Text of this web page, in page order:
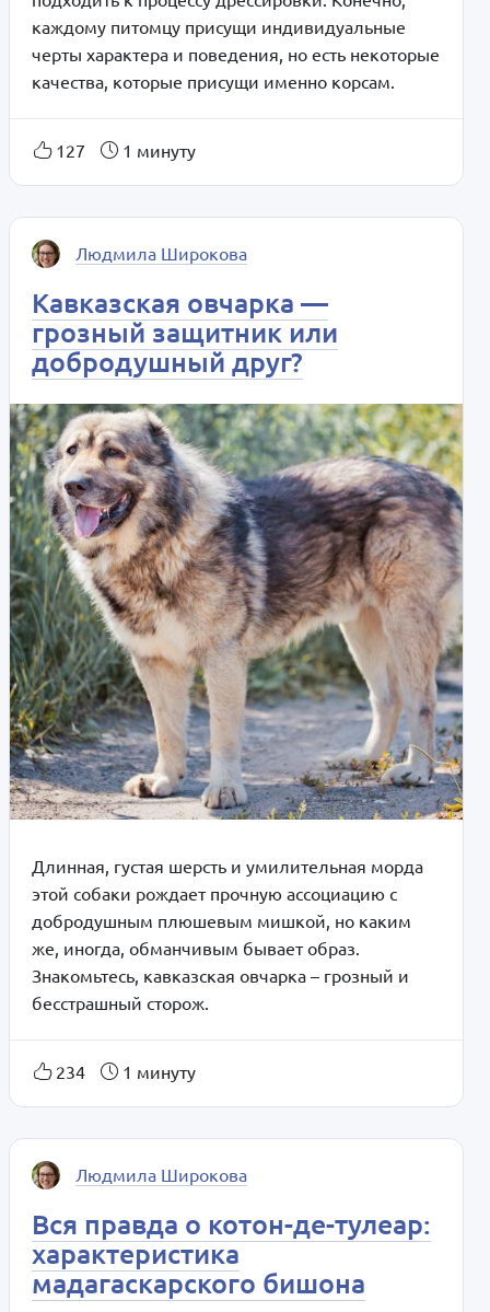
каждому питомцу присущи индивидуальные
черты характера и поведения, но есть некоторые
качества, которые присущи именно корсам.
127 1 минуту
Людмила Широкова
Кавказская овчарка —
грозный защитник или
добродушный друг?
Длинная, густая шерсть и умилительная морда
этой собаки рождает прочную ассоциацию с
добродушным плюшевым мишкой, но каким
же, иногда, обманчивым бывает образ.
Знакомьтесь, кавказская овчарка – грозный и
бесстрашный сторож.
234 1 минуту
Людмила Широкова
Вся правда о котон-де-тулеар:
характеристика
мадагаскарского бишона